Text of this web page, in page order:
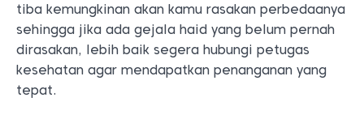
tiba kemungkinan akan kamu rasakan perbedaanya
sehingga jika ada gejala haid yang belum pernah
dirasakan, lebih baik segera hubungi petugas
kesehatan agar mendapatkan penanganan yang
tepat.